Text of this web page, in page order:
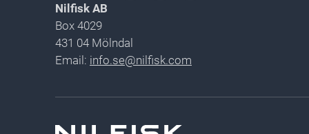
Nilfisk AB
Box 4029
431 04 Mölndal
Email: info.se@nilfisk.com